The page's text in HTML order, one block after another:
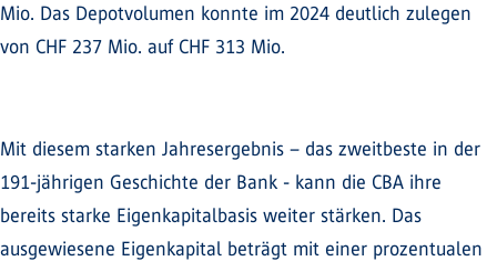
Mio. Das Depotvolumen konnte im 2024 deutlich zulegen
von CHF 237 Mio. auf CHF 313 Mio.
Mit diesem starken Jahresergebnis – das zweitbeste in der
191-jährigen Geschichte der Bank - kann die CBA ihre
bereits starke Eigenkapitalbasis weiter stärken. Das
ausgewiesene Eigenkapital beträgt mit einer prozentualen